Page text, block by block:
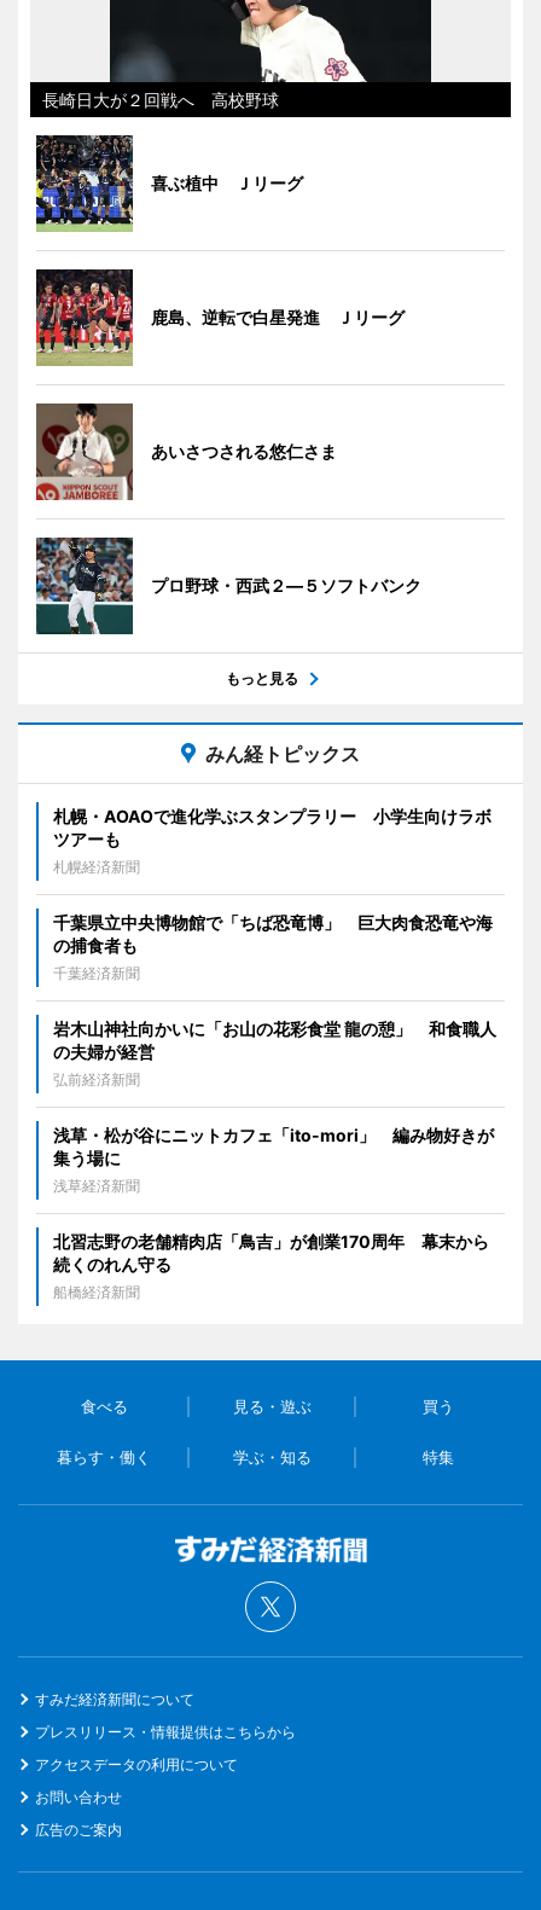
長崎日大が２回戦へ 高校野球
喜ぶ植中 Ｊリーグ
鹿島、逆転で白星発進 Ｊリーグ
あいさつされる悠仁さま
プロ野球・西武２―５ソフトバンク
もっと見る
みん経トピックス
札幌・AOAOで進化学ぶスタンプラリー 小学生向けラボ
ツアーも
札幌経済新聞
千葉県立中央博物館で「ちば恐竜博」 巨大肉食恐竜や海
の捕食者も
千葉経済新聞
岩木山神社向かいに「お山の花彩食堂 龍の憩」 和食職人
の夫婦が経営
弘前経済新聞
浅草・松が谷にニットカフェ「ito-mori」 編み物好きが
集う場に
浅草経済新聞
北習志野の老舗精肉店「鳥吉」が創業170周年 幕末から
続くのれん守る
船橋経済新聞
食べる 見る・遊ぶ 買う
暮らす・働く 学ぶ・知る 特集
すみだ経済新聞について
プレスリリース・情報提供はこちらから
アクセスデータの利用について
お問い合わせ
広告のご案内